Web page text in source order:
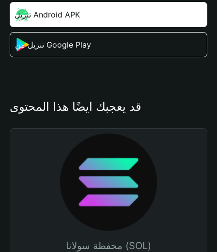
تنزيل Android APK
تنزيل من Google Play
قد يعجبك أيضًا هذا المحتوى
محفظة سولانا (SOL)